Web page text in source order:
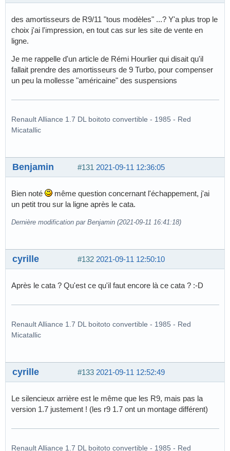
des amortisseurs de R9/11 "tous modèles" ...? Y'a plus trop le
choix j'ai l'impression, en tout cas sur les site de vente en
ligne.
Je me rappelle d'un article de Rémi Hourlier qui disait qu'il
fallait prendre des amortisseurs de 9 Turbo, pour compenser
un peu la mollesse "américaine" des suspensions
Renault Alliance 1.7 DL boitoto convertible - 1985 - Red
Micatallic
#131 2021-09-11 12:36:05
Benjamin
Bien noté
même question concernant l'échappement, j'ai
un petit trou sur la ligne après le cata.
Dernière modification par Benjamin (2021-09-11 16:41:18)
#132 2021-09-11 12:50:10
cyrille
Après le cata ? Qu'est ce qu'il faut encore là ce cata ? :-D
Renault Alliance 1.7 DL boitoto convertible - 1985 - Red
Micatallic
#133 2021-09-11 12:52:49
cyrille
Le silencieux arrière est le même que les R9, mais pas la
version 1.7 justement ! (les r9 1.7 ont un montage différent)
Renault Alliance 1.7 DL boitoto convertible - 1985 - Red